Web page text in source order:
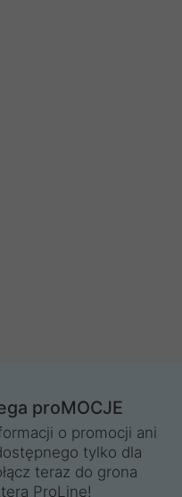
proMOCJE
o promocji ani
tylko dla
teraz do grona
ProLine!